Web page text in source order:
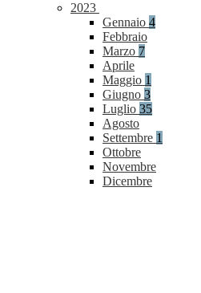
2023
Gennaio 4
Febbraio
Marzo 7
Aprile
Maggio 1
Giugno 3
Luglio 35
Agosto
Settembre 1
Ottobre
Novembre
Dicembre